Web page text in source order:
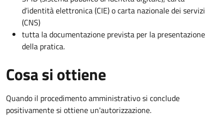
d’identità elettronica (CIE) o carta nazionale dei servizi
(CNS)
tutta la documentazione prevista per la presentazione
della pratica.
Cosa si ottiene
Quando il procedimento amministrativo si conclude
positivamente si ottiene un'autorizzazione.